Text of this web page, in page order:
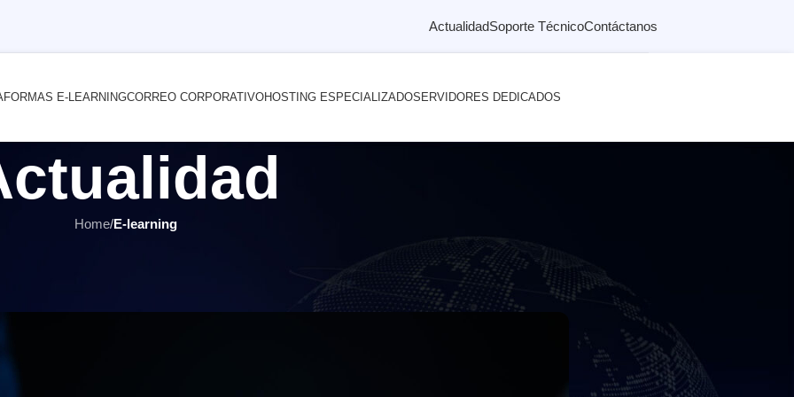
ActualidadSoporte TécnicoContáctanos
E-LEARNINGCORREO CORPORATIVOHOSTING ESPECIALIZADOSERVIDORES DEDICADOS
Home/E-learning
ya no es suficiente para tu plataforma educativa